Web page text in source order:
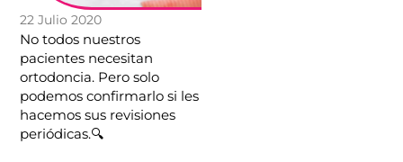
22 Julio 2020
No todos nuestros
pacientes necesitan
ortodoncia. Pero solo
podemos confirmarlo si les
hacemos sus revisiones
periódicas.🔍